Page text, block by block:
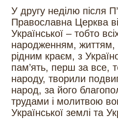
У другу неділю після
Православна Церква
Української – тобто
народженням, життям,
рідним краєм, з
пам’ять, перш за все,
народу, творили
народ, за його
трудами і молитвою
Української землі та